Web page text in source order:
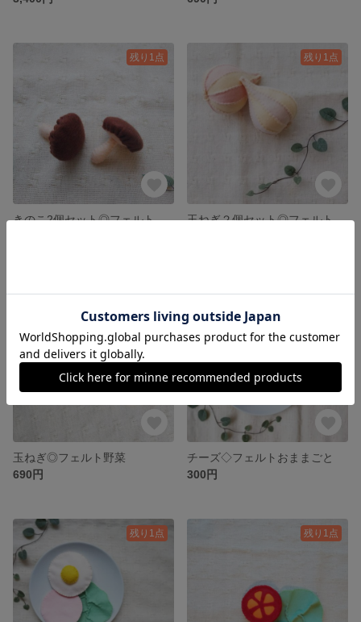
残り1点
きのこ2個セット◎フェルト野菜
残り1点
玉ねぎ２個セット◎フェルト野菜
残り1点
玉ねぎ◎フェルト野菜
690円
残り1点
チーズ◇フェルトおままごと
300円
残り1点 残り1点